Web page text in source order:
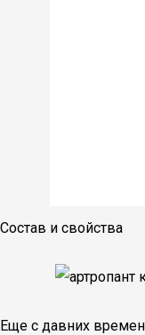
Состав и свойства
Еще с давних